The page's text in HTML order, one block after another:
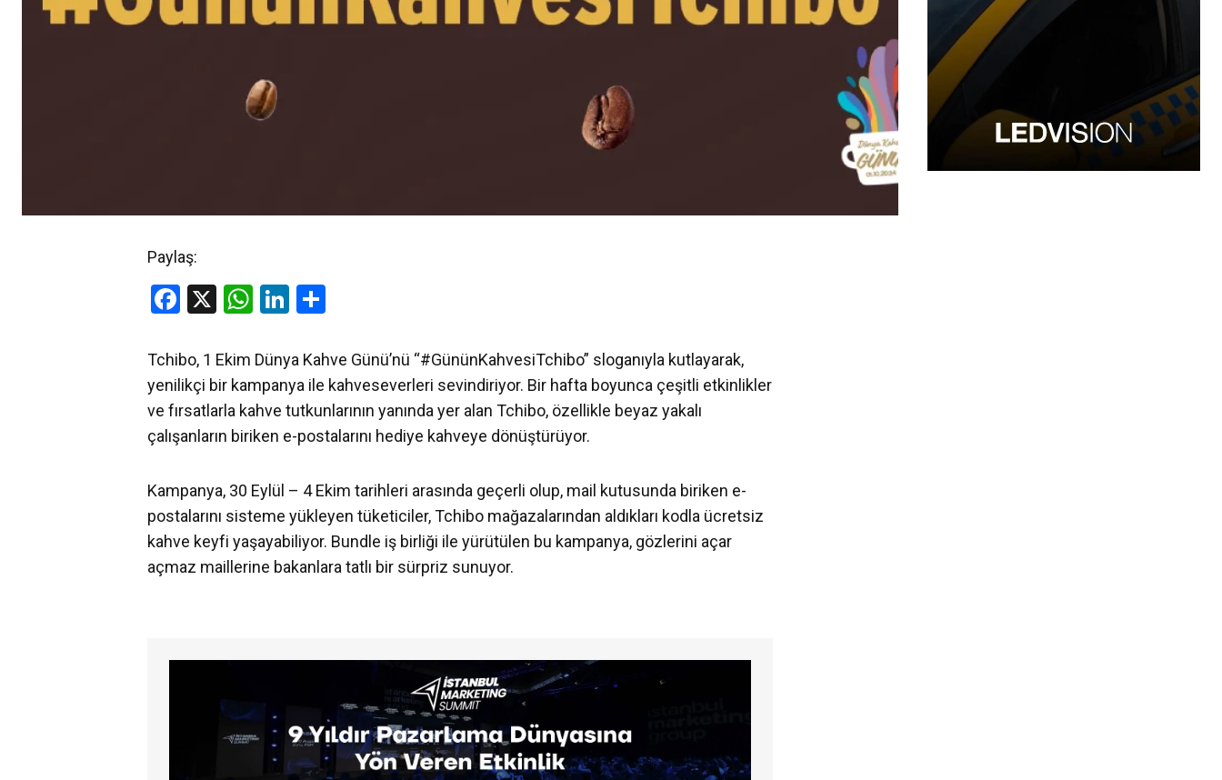
Paylaş:
Facebook
X WhatsApp
LinkedIn
Tchibo, 1 Ekim Dünya Kahve Günü’nü “#GününKahvesiTchibo” sloganıyla kutlayarak,
yenilikçi bir kampanya ile kahveseverleri sevindiriyor. Bir hafta boyunca çeşitli etkinlikler
ve fırsatlarla kahve tutkunlarının yanında yer alan Tchibo, özellikle beyaz yakalı
çalışanların biriken e-postalarını hediye kahveye dönüştürüyor.
Kampanya, 30 Eylül – 4 Ekim tarihleri arasında geçerli olup, mail kutusunda biriken e-
postalarını sisteme yükleyen tüketiciler, Tchibo mağazalarından aldıkları kodla ücretsiz
kahve keyfi yaşayabiliyor. Bundle iş birliği ile yürütülen bu kampanya, gözlerini açar
açmaz maillerine bakanlara tatlı bir sürpriz sunuyor.